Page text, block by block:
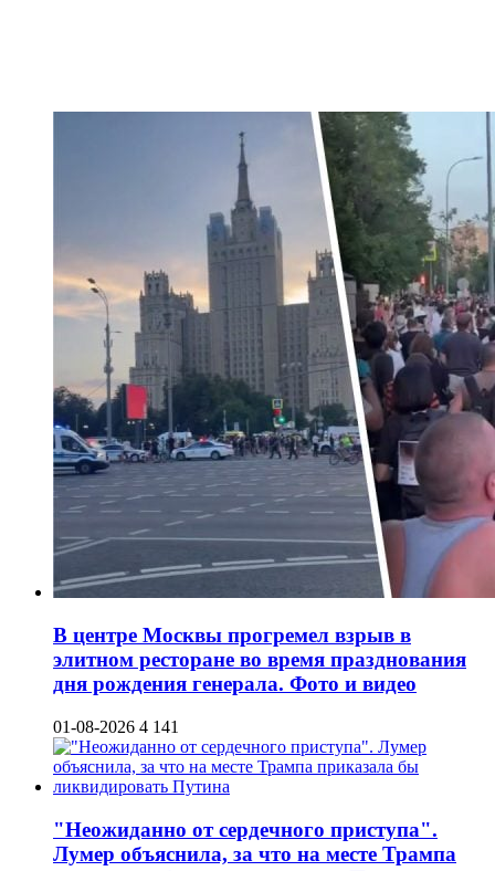
В центре Москвы прогремел взрыв в
элитном ресторане во время празднования
дня рождения генерала. Фото и видео
01-08-2026 4 141
"Неожиданно от сердечного приступа".
Лумер объяснила, за что на месте Трампа